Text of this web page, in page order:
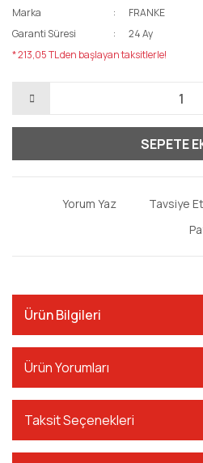
Marka
FRANKE
Garanti Süresi
24 Ay
* 213,05 TL den başlayan taksitlerle!
SEPETE
Yorum Yaz
Tavsiye Et
Ürün Bilgileri
Ürün Yorumları
Taksit Seçenekleri